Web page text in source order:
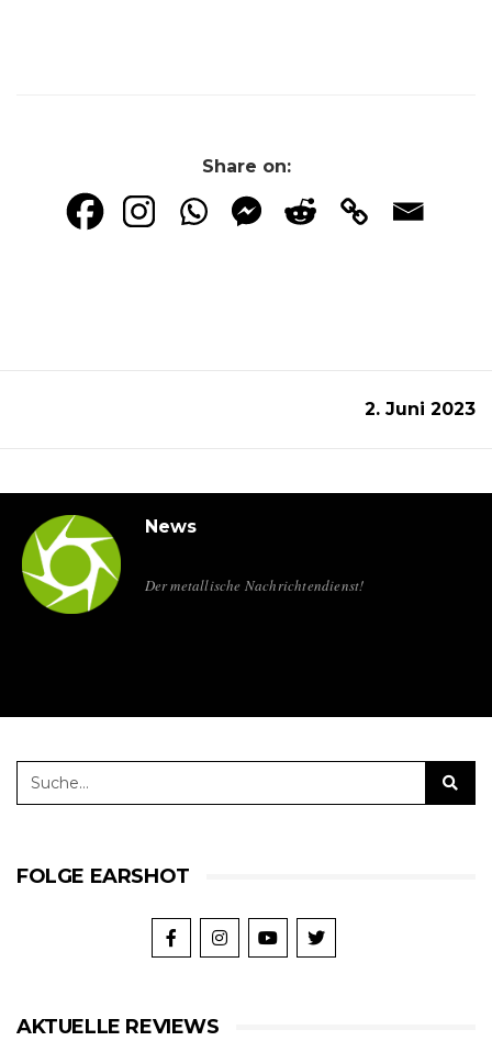
Share on:
2. Juni 2023
News
Der metallische Nachrichtendienst!
FOLGE EARSHOT
AKTUELLE REVIEWS